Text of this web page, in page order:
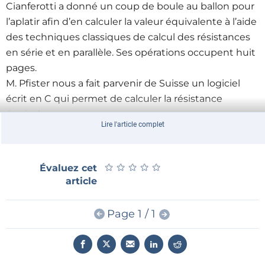
Cianferotti a donné un coup de boule au ballon pour
l’aplatir afin d’en calculer la valeur équivalente à l’aide
des techniques classiques de calcul des résistances
en série et en parallèle. Ses opérations occupent huit
pages.
M. Pfister nous a fait parvenir de Suisse un logiciel
écrit en C qui permet de calculer la résistance
équivalente.
M. van der Linden nous a fait parvenir des Pays-Bas
sqrt((360/PI)(sommets/(arêtes*faces)))
= sqrt((360/PI)(60/(90*32)))
Seul un Américain, M. Wurcer a eu recours à la «
divine proportion » PHI (1+sqrt(5))/2 pour arriver à la
réponse suivante (qui elle tient en huit signes !) :
5/(2*PHI) = 1.545084972.
Lire l'article complet
Évaluez cet
article
★ ★ ★ ★ ★
★ ★ ★ ★ ★
Page 1 / 1